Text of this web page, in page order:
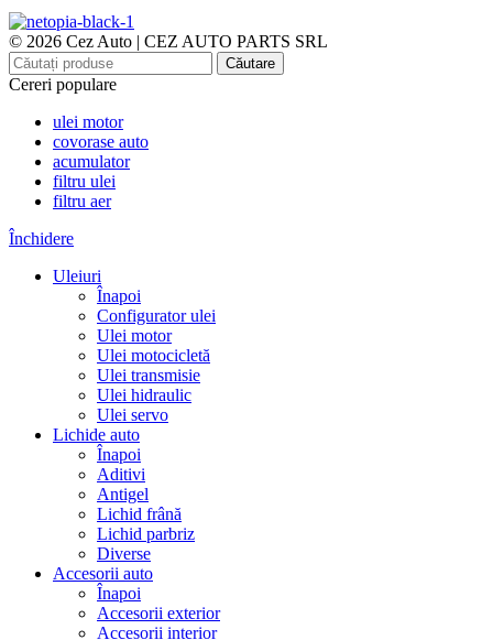
© 2026 Cez Auto | CEZ AUTO PARTS SRL
Căutare
Cereri populare
ulei motor
covorase auto
acumulator
filtru ulei
filtru aer
Închidere
Uleiuri
Înapoi
Configurator ulei
Ulei motor
Ulei motocicletă
Ulei transmisie
Ulei hidraulic
Ulei servo
Lichide auto
Înapoi
Aditivi
Antigel
Lichid frână
Lichid parbriz
Diverse
Accesorii auto
Înapoi
Accesorii exterior
Accesorii interior